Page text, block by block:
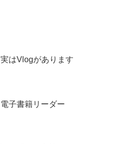
実はVlogがあります
電子書籍リーダー